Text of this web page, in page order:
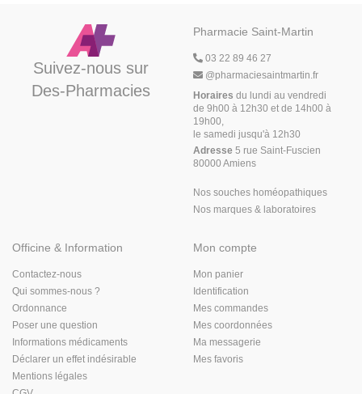
Suivez-nous sur
Des-Pharmacies
Pharmacie Saint-Martin
03 22 89 46 27
@pharmaciesaintmartin.fr
Horaires du lundi au vendredi
de 9h00 à 12h30 et de 14h00 à
19h00,
le samedi jusqu'à 12h30
Adresse 5 rue Saint-Fuscien
80000 Amiens
Nos souches homéopathiques
Nos marques & laboratoires
Officine & Information
Contactez-nous
Qui sommes-nous ?
Ordonnance
Poser une question
Informations médicaments
Déclarer un effet indésirable
Mentions légales
Mon compte
Mon panier
Identification
Mes commandes
Mes coordonnées
Ma messagerie
Mes favoris